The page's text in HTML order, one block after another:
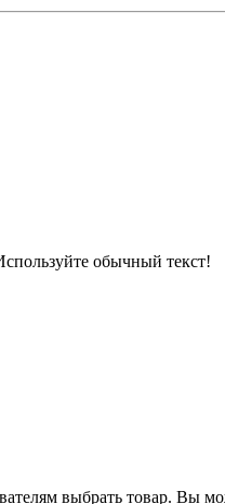
обычный текст!
выбрать товар. Вы